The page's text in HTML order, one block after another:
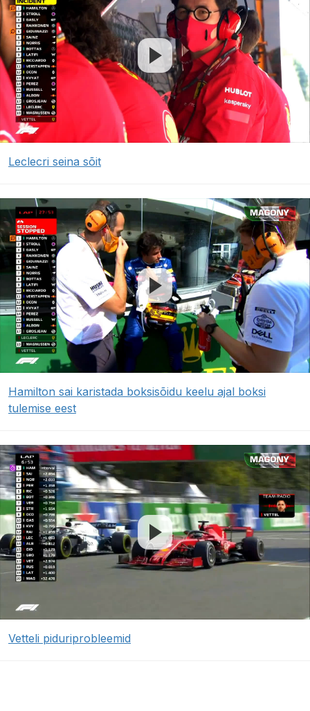
Leclecri seina sõit
Hamilton sai karistada boksisõidu keelu ajal boksi
tulemise eest
Vetteli piduriprobleemid